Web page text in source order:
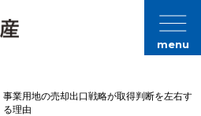
menu
事業用地の売却出口戦略が取得判断を左右す
る理由